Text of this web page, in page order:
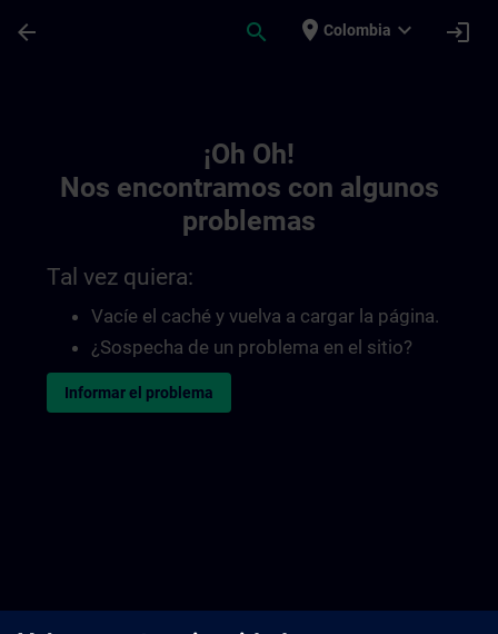
arrow_back search place Colombia expand_more login
¡Oh Oh!
Nos encontramos con algunos
problemas
Tal vez quiera:
Vacíe el caché y vuelva a cargar la página.
¿Sospecha de un problema en el sitio?
Informar el problema